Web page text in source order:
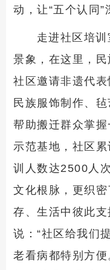
动，让“五个认同”
走进社区培
景象，在这里，民
社区邀请非遗代
民族服饰制作、
帮助搬迁群众掌
示范基地，社区
训人数达2500人
文化根脉，更织
存、生活中彼此
说：“社区给我们
老看病都特别方便